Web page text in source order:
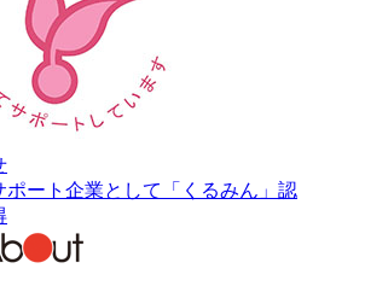
ポート企業として「くるみん」認